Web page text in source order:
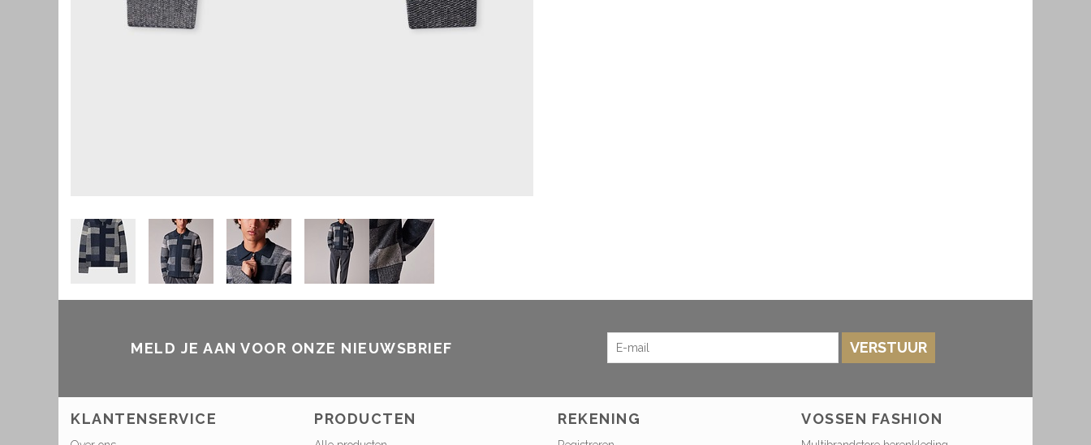
MELD JE AAN VOOR ONZE NIEUWSBRIEF VERSTUUR
KLANTENSERVICE PRODUCTEN REKENING VOSSEN FASHION